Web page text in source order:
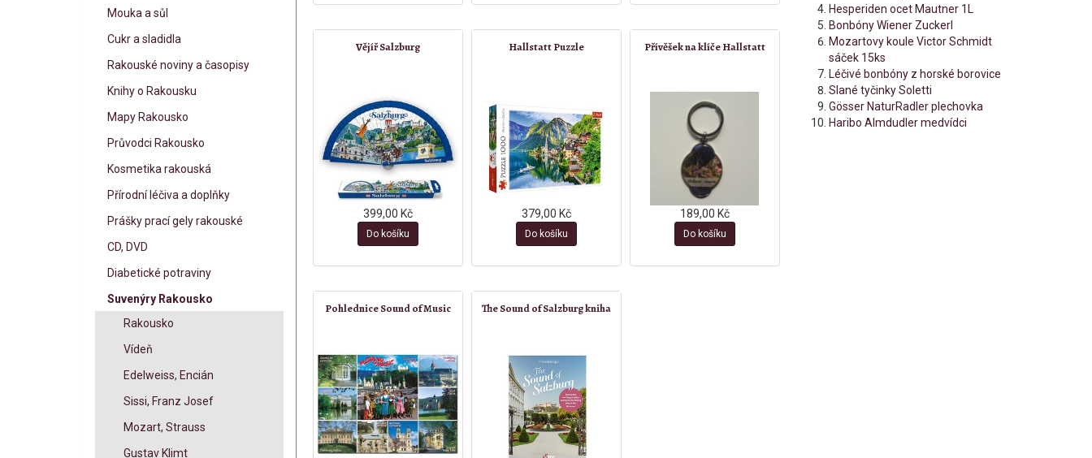
Mouka a sůl
Cukr a sladidla
Rakouské noviny a časopisy
Knihy o Rakousku
Mapy Rakousko
Průvodci Rakousko
Kosmetika rakouská
Přírodní léčiva a doplňky
Prášky prací gely rakouské
CD, DVD
Diabetické potraviny
Suvenýry Rakousko
Rakousko
Vídeň
Edelweiss, Encián
Sissi, Franz Josef
Mozart, Strauss
Gustav Klimt
Vějíř Salzburg
399,00 Kč
Do košíku
Hallstatt Puzzle
379,00 Kč
Do košíku
Přívěšek na klíče Hallstatt
189,00 Kč
Do košíku
Pohlednice Sound of Music The Sound of Salzburg kniha
Hesperiden ocet Mautner 1L
Bonbóny Wiener Zuckerl
Mozartovy koule Victor Schmidt
sáček 15ks
Léčivé bonbóny z horské borovice
Slané tyčinky Soletti
Gösser NaturRadler plechovka
Haribo Almdudler medvídci